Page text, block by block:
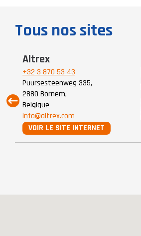
Tous nos sites
Altrex
+32 3 870 53 43
Puursesteenweg 335,
2880 Bornem,
Belgique
info@altrex.com
VOIR LE SITE INTERNET